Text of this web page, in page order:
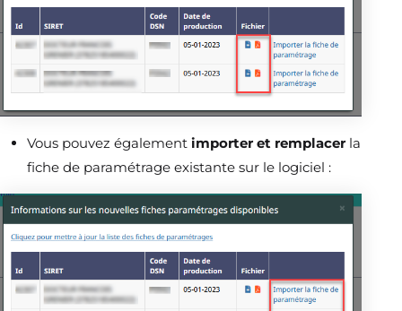
Vous pouvez également importer et remplacer la
fiche de paramétrage existante sur le logiciel :